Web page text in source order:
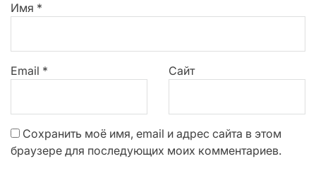
Имя *
Email * Сайт
Сохранить моё имя, email и адрес сайта в этом
браузере для последующих моих комментариев.